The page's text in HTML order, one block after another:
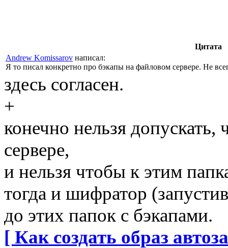
Цитата
Andrew Komissarov написал:
Я то писал конкретно про бэкапы на файловом сервере. Не
здесь согласен.
+
конечно нельзя
сервере,
и нельзя чтобы к этим
тогда и шифратор
до этих папок с бэкапами.
[ Как создать образ